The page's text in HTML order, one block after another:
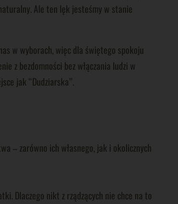
Ale ten lęk jesteśmy w stanie
w wyborach, więc dla świętego spokoju
z bezdomności bez włączania ludzi w
jak “Dudziarska”.
– zarówno ich własnego, jak i okolicznych
Dlaczego nikt z rządzących nie chce na to